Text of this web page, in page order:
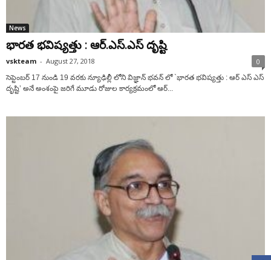
News
భారత భవిష్యత్తు : ఆర్.ఎస్.ఎస్ దృష్టి
vskteam - August 27, 2018 0
సెప్టెంబర్ 17 నుండి 19 వరకు న్యూఢిల్లీ లోని విజ్ఞాన్ భవన్ లో `భారత భవిష్యత్తు : ఆర్ ఎస్ ఎస్
దృష్టి’ అనే అంశంపై జరిగే మూడు రోజుల కార్యక్రమంలో ఆర్...